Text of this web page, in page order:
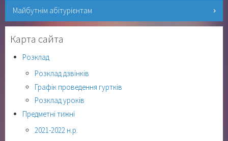
Майбутнім абітурієнтам
Карта сайта
Розклад
Розклад дзвінків
Графік проведення гуртків
Розклад уроків
Предметні тижні
2021-2022 н.р.